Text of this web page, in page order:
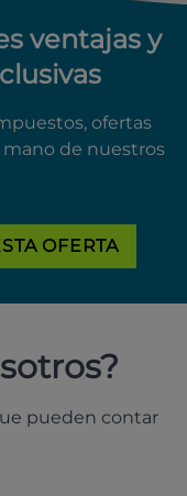
ventajas y
ofertas
mano de nuestros
OFERTA
pueden contar